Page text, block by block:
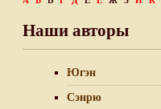
Наши авторы
Югэн
Сэнрю